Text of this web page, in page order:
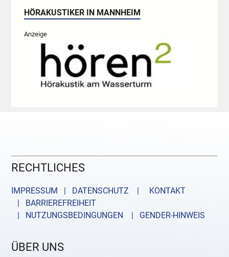
HÖRAKUSTIKER IN MANNHEIM
Anzeige
RECHTLICHES
IMPRESSUM | DATENSCHUTZ |
KONTAKT
| BARRIEREFREIHEIT
| NUTZUNGSBEDINGUNGEN
| GENDER-HINWEIS
ÜBER UNS